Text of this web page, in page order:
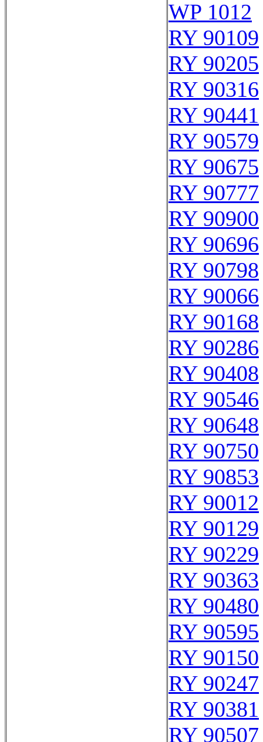
WP 1012
RY 90109
RY 90205
RY 90316
RY 90441
RY 90579
RY 90675
RY 90777
RY 90900
RY 90696
RY 90798
RY 90066
RY 90168
RY 90286
RY 90408
RY 90546
RY 90648
RY 90750
RY 90853
RY 90012
RY 90129
RY 90229
RY 90363
RY 90480
RY 90595
RY 90150
RY 90247
RY 90381
RY 90507